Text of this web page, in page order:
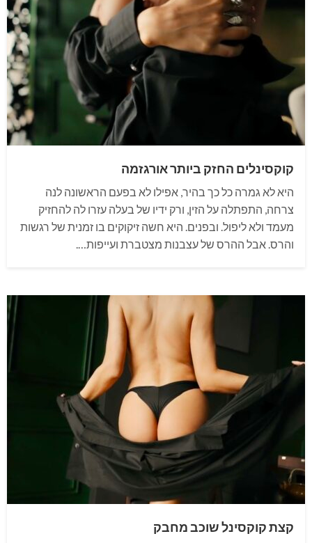
קוקסינלים החזק ביותר אורגזמה
היא לא גמרה כל כך בהיר, אפילו לא בפעם הראשונה לנה
צרחה, התפתלה על הזין, ורק ידיו של בעלה עזרו לה להחזיק
מעמד ולא ליפול. ובפנים. היא חשה זיקוקים בו זמנית של רגשות
והרס. אבל ההרס של עצבנות מצטברת ועייפות….
קצת קוקסינל שוכב מחבק